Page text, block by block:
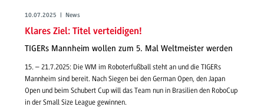
10.07.2025 | News
Klares Ziel: Titel verteidigen!
TIGERs Mannheim wollen zum 5. Mal Weltmeister werden
15. – 21.7.2025: Die WM im Roboterfußball steht an und die TIGERs
Mannheim sind bereit. Nach Siegen bei den German Open, den Japan
Open und beim Schubert Cup will das Team nun in Brasilien den RoboCup
in der Small Size League gewinnen.